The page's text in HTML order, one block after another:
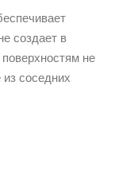
создает в
не
соседних